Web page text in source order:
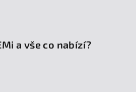
a vše co nabízí?